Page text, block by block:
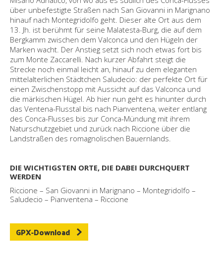
über unbefestigte Straßen nach San Giovanni in Marignano
hinauf nach Montegridolfo geht. Dieser alte Ort aus dem
13. Jh. ist berühmt für seine Malatesta-Burg, die auf dem
Bergkamm zwischen dem Valconca und den Hügeln der
Marken wacht. Der Anstieg setzt sich noch etwas fort bis
zum Monte Zaccarelli. Nach kurzer Abfahrt steigt die
Strecke noch einmal leicht an, hinauf zu dem eleganten
mittelalterlichen Städtchen Saludecio: der perfekte Ort für
einen Zwischenstopp mit Aussicht auf das Valconca und
die märkischen Hügel. Ab hier nun geht es hinunter durch
das Ventena-Flusstal bis nach Pianventena, weiter entlang
des Conca-Flusses bis zur Conca-Mündung mit ihrem
Naturschutzgebiet und zurück nach Riccione über die
Landstraßen des romagnolischen Bauernlands.
DIE WICHTIGSTEN ORTE, DIE DABEI DURCHQUERT
WERDEN
Riccione – San Giovanni in Marignano – Montegridolfo –
Saludecio – Pianventena – Riccione
GPX-Download